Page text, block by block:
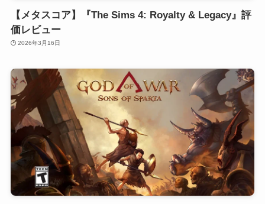
【メタスコア】『The Sims 4: Royalty & Legacy』評
価レビュー
2026年3月16日